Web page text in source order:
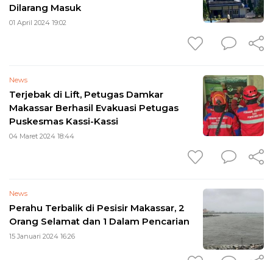
Dilarang Masuk
01 April 2024 19:02
News
Terjebak di Lift, Petugas Damkar
Makassar Berhasil Evakuasi Petugas
Puskesmas Kassi-Kassi
04 Maret 2024 18:44
News
Perahu Terbalik di Pesisir Makassar, 2
Orang Selamat dan 1 Dalam Pencarian
15 Januari 2024 16:26